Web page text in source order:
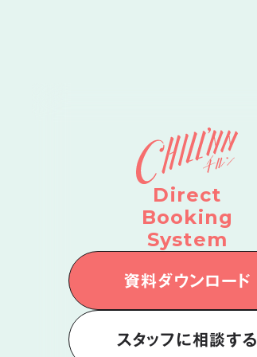
Direct
Booking
System
スタッフに相談する
資料ダウンロード